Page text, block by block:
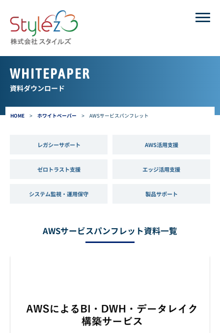
HOME > ホワイトペーパー > AWSサービスパンフレット
WHITEPAPER
資料ダウンロード
レガシーサポート AWS活用支援
ゼロトラスト支援 エッジ活用支援
システム監視・運用保守 製品サポート
AWSサービスパンフレット資料一覧